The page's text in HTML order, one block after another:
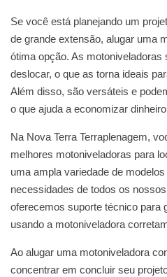
Se você está planejando um
de grande extensão, alugar uma
ótima opção. As motoniveladoras
deslocar, o que as torna ideais
Além disso, são versáteis e
o que ajuda a economizar
Na Nova Terra Terraplenagem,
melhores motoniveladoras para
uma ampla variedade de
necessidades de todos os
oferecemos suporte técnico para
usando a motoniveladora
Ao alugar uma motoniveladora
concentrar em concluir seu